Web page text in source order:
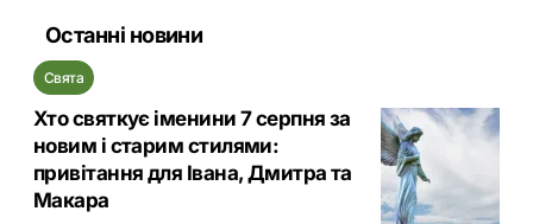
Останні новини
Свята
Хто святкує іменини 7 серпня за
новим і старим стилями:
привітання для Івана, Дмитра та
Макара